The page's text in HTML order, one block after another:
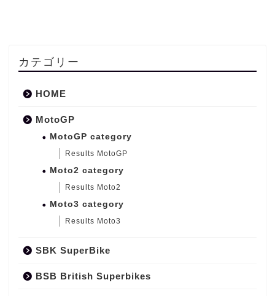
カテゴリー
HOME
MotoGP
MotoGP category
Results MotoGP
Moto2 category
Results Moto2
Moto3 category
Results Moto3
SBK SuperBike
BSB British Superbikes